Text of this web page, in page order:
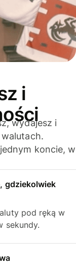
i
wydajesz i
koncie, w
gdziekolwiek
pod ręką w
sekundy.